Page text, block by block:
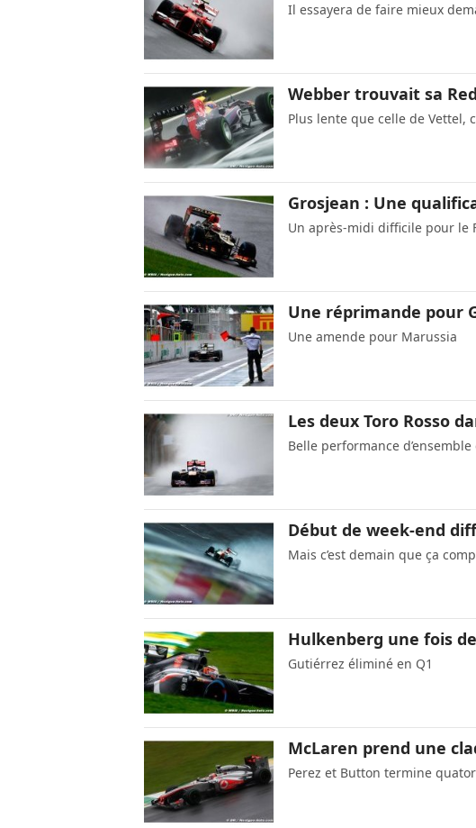
Il essayera de faire mieux
Webber trouvait sa
Plus lente que celle de Vettel,
Grosjean : Une
Un après-midi difficile pour le
Une réprimande pour
Une amende pour Marussia
Les deux Toro Rosso
Belle performance d’ensemble
Début de week-end
Mais c’est demain que ça
Hulkenberg une fois
Gutiérrez éliminé en Q1
McLaren prend une
Perez et Button termine